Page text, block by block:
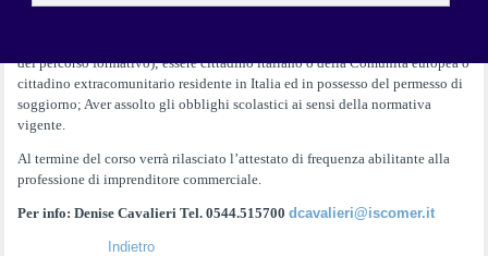
Iscrizioni online entro il 7 aprile 2024 suwww.iscomer.it.
del percorso formativo); essere cittadino italiano o della Comunità europea o
cittadino extracomunitario residente in Italia ed in possesso del permesso di
soggiorno; Aver assolto gli obblighi scolastici ai sensi della normativa
vigente.
Al termine del corso verrà rilasciato l’attestato di frequenza abilitante alla
professione di imprenditore commerciale.
Per info: Denise Cavalieri Tel. 0544.515700dcavalieri@iscomer.it
Indietro